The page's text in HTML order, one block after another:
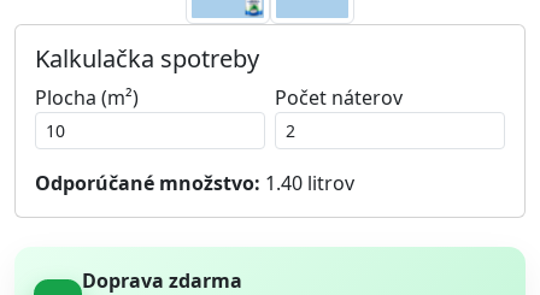
Kalkulačka spotreby
Plocha (m²) Počet náterov
Odporúčané množstvo: 1.40 litrov
Doprava zdarma